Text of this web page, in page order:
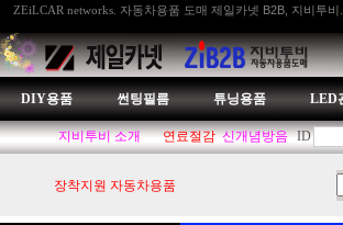
ZEiLCAR networks. 자동차용품 도매 제일카넷 B2B, 지비투
DIY용품 썬팅필름 튜닝용품 LED
지비투비 소개 연료절감 신개념방음 ID
장착지원 자동차용품